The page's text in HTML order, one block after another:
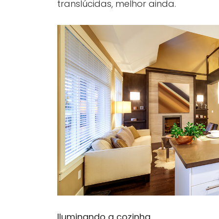
translúcidas, melhor ainda.